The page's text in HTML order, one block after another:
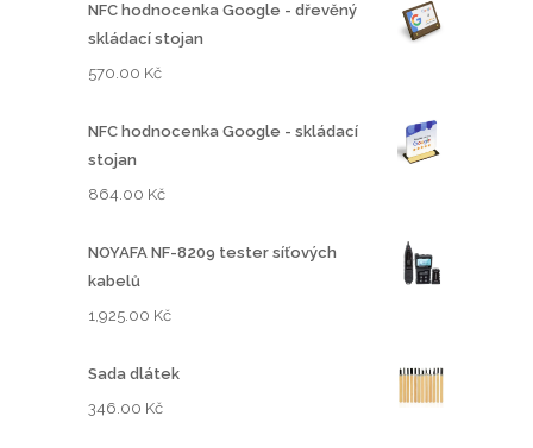
NFC hodnocenka Google - dřevěný
skládací stojan
570.00 Kč
NFC hodnocenka Google - skládací
stojan
864.00 Kč
NOYAFA NF-8209 tester síťových
kabelů
1,925.00 Kč
Sada dlátek
346.00 Kč